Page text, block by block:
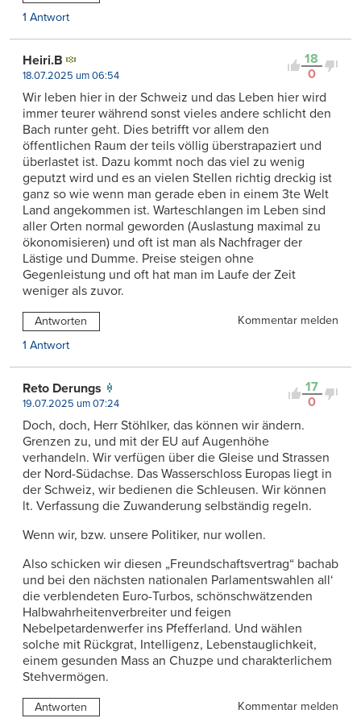
1 Antwort
18
0
Heiri.B
18.07.2025 um 06:54
Wir leben hier in der Schweiz und das Leben hier wird
immer teurer während sonst vieles andere schlicht den
Bach runter geht. Dies betrifft vor allem den
öffentlichen Raum der teils völlig überstrapaziert und
überlastet ist. Dazu kommt noch das viel zu wenig
geputzt wird und es an vielen Stellen richtig dreckig ist
ganz so wie wenn man gerade eben in einem 3te Welt
Land angekommen ist. Warteschlangen im Leben sind
aller Orten normal geworden (Auslastung maximal zu
ökonomisieren) und oft ist man als Nachfrager der
Lästige und Dumme. Preise steigen ohne
Gegenleistung und oft hat man im Laufe der Zeit
weniger als zuvor.
Antworten
Kommentar melden
1 Antwort
17
0
Reto Derungs
19.07.2025 um 07:24
Doch, doch, Herr Stöhlker, das können wir ändern.
Grenzen zu, und mit der EU auf Augenhöhe
verhandeln. Wir verfügen über die Gleise und Strassen
der Nord-Südachse. Das Wasserschloss Europas liegt in
der Schweiz, wir bedienen die Schleusen. Wir können
lt. Verfassung die Zuwanderung selbständig regeln.
Wenn wir, bzw. unsere Politiker, nur wollen.
Also schicken wir diesen „Freundschaftsvertrag“ bachab
und bei den nächsten nationalen Parlamentswahlen all‘
die verblendeten Euro-Turbos, schönschwätzenden
Halbwahrheitenverbreiter und feigen
Nebelpetardenwerfer ins Pfefferland. Und wählen
solche mit Rückgrat, Intelligenz, Lebenstauglichkeit,
einem gesunden Mass an Chuzpe und charakterlichem
Stehvermögen.
Antworten Kommentar melden